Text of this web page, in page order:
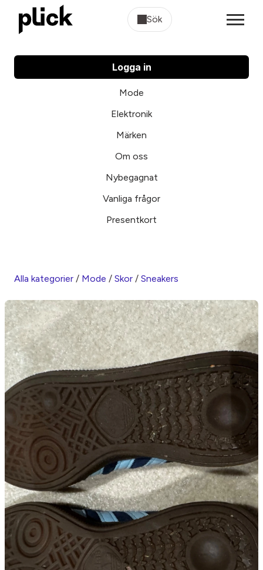
Sök
Logga in
Mode
Elektronik
Märken
Om oss
Nybegagnat
Vanliga frågor
Presentkort
Alla kategorier / Mode / Skor / Sneakers